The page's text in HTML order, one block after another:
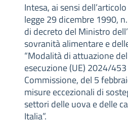
Intesa, ai sensi
legge 29 dicembre 1990,
di decreto del Ministro
sovranità alimentare e
“Modalità di attuazione
esecuzione (UE) 2024/
Commissione, del 5
misure eccezionali di
settori delle uova e delle
Italia”.